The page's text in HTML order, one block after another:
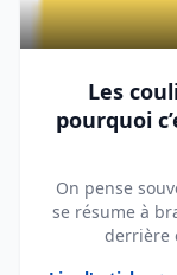
Les
pourquoi
On pense
se résume à
derrière